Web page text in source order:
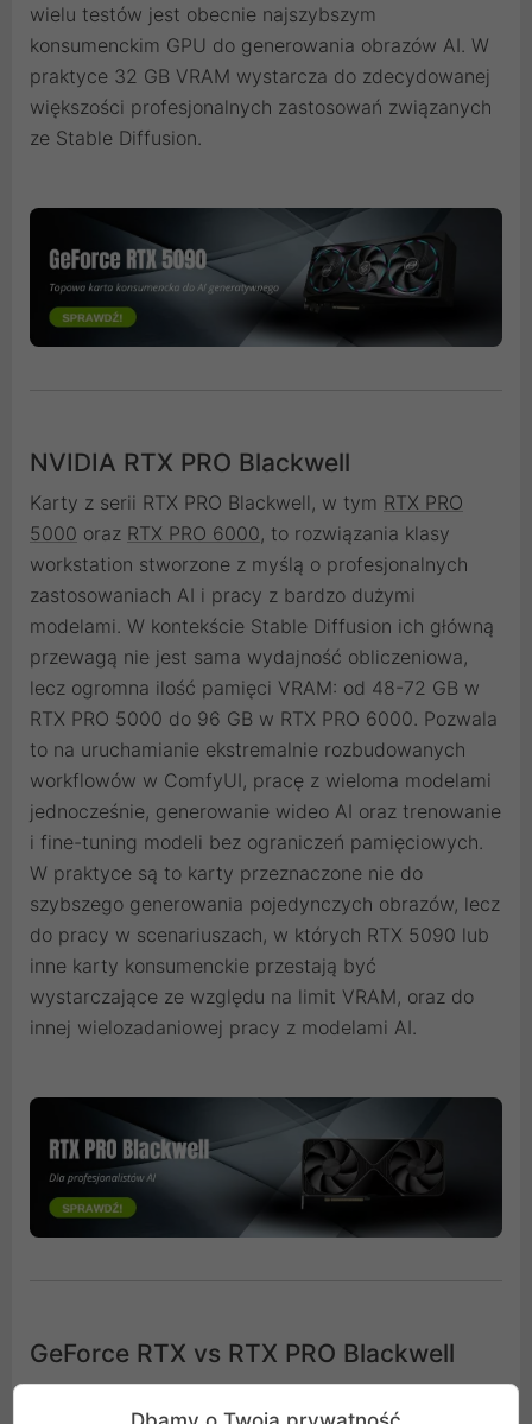
wielu testów jest obecnie najszybszym
konsumenckim GPU do generowania obrazów AI. W
praktyce 32 GB VRAM wystarcza do zdecydowanej
większości profesjonalnych zastosowań związanych
ze Stable Diffusion.
NVIDIA RTX PRO Blackwell
Karty z serii RTX PRO Blackwell, w tym RTX PRO
5000 oraz RTX PRO 6000, to rozwiązania klasy
workstation stworzone z myślą o profesjonalnych
zastosowaniach AI i pracy z bardzo dużymi
modelami. W kontekście Stable Diffusion ich główną
przewagą nie jest sama wydajność obliczeniowa,
lecz ogromna ilość pamięci VRAM: od 48-72 GB w
RTX PRO 5000 do 96 GB w RTX PRO 6000. Pozwala
to na uruchamianie ekstremalnie rozbudowanych
workflowów w ComfyUI, pracę z wieloma modelami
jednocześnie, generowanie wideo AI oraz trenowanie
i fine-tuning modeli bez ograniczeń pamięciowych.
W praktyce są to karty przeznaczone nie do
szybszego generowania pojedynczych obrazów, lecz
do pracy w scenariuszach, w których RTX 5090 lub
inne karty konsumenckie przestają być
wystarczające ze względu na limit VRAM, oraz do
innej wielozadaniowej pracy z modelami AI.
GeForce RTX vs RTX PRO Blackwell
Stable Diffusion jest zadaniem typu inference, czyli